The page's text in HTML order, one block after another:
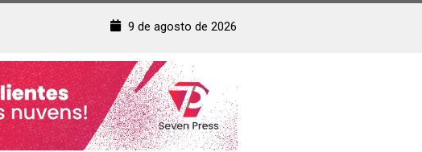
9 de agosto de 2026